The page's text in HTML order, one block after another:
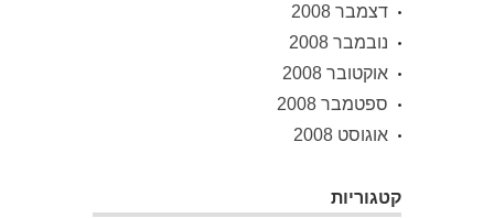
דצמבר 2008
נובמבר 2008
אוקטובר 2008
ספטמבר 2008
אוגוסט 2008
קטגוריות